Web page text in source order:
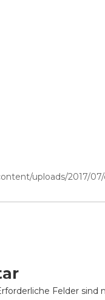
uploads/2017/
Felder sind